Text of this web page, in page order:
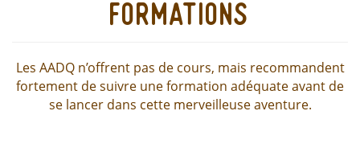
formations
Les AADQ n’offrent pas de cours, mais recommandent
fortement de suivre une formation adéquate avant de
se lancer dans cette merveilleuse aventure.